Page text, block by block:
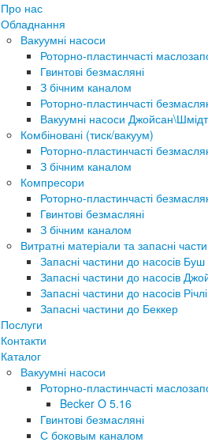
Про нас
Обладнання
Вакуумні насоси
Роторно-пластинчасті
Гвинтові безмасляні
З бічним каналом
Роторно-пластинчасті
Вакуумні насоси Джойсан\Шмідт
Комбіновані (тиск/вакуум)
Роторно-пластинчасті
З бічним каналом
Компресори
Роторно-пластинчасті
Гвинтові безмасляні
З бічним каналом
Витратні матеріали та запасні
Запасні частини до насосів Буш
Запасні частини до насосів
Запасні частини до насосів Річлі
Запасні частини до Беккер
Послуги
Контакти
Каталог
Вакуумні насоси
Роторно-пластинчасті
Becker O 5.16
Гвинтові безмасляні
С боковым каналом